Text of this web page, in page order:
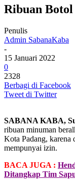
Ribuan
Penulis
Admin SabanaKaba
-
15 Januari 2022
0
2328
Berbagi di Facebook
Tweet di Twitter
SABANA KABA,
ribuan minuman
Kota Padang, karena
mempunyai izin.
BACA JUGA :
Ditangkap Tim